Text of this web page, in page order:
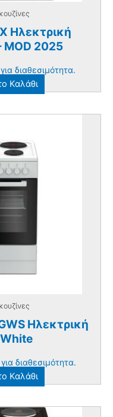
Ηλεκτρική
MOD 2025
διαθεσιμότητα.
Καλάθι
Ηλεκτρική
διαθεσιμότητα.
Καλάθι